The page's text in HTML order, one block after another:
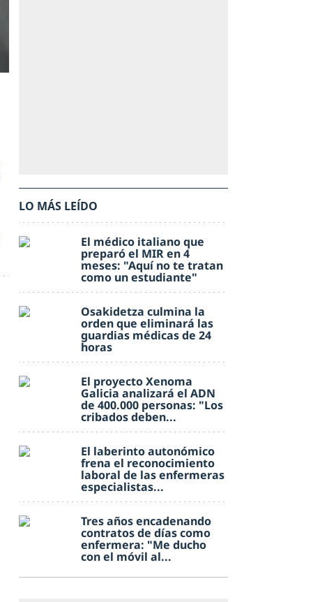
LO MÁS LEÍDO
El médico italiano que
preparó el MIR en 4
meses: "Aquí no te tratan
como un estudiante"
Osakidetza culmina la
orden que eliminará las
guardias médicas de 24
horas
El proyecto Xenoma
Galicia analizará el ADN
de 400.000 personas: "Los
cribados deben...
El laberinto autonómico
frena el reconocimiento
laboral de las enfermeras
especialistas...
Tres años encadenando
contratos de días como
enfermera: "Me ducho
con el móvil al...